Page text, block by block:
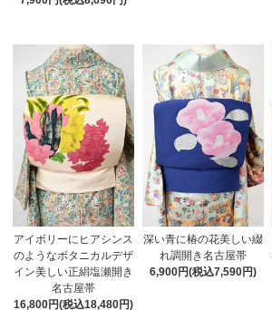
アイボリーにヒアシンス
のようなボタニカルデザ
イン美しい正絹塩瀬開き
名古屋帯
16,800円(税込18,480円)
深い青に椿の花美しい綴
れ調開き名古屋帯
6,900円(税込7,590円)